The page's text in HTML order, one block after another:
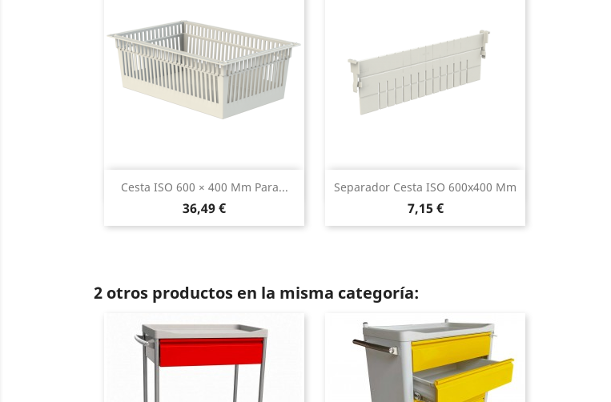
Cesta ISO 600 × 400 Mm Para...
Precio
36,49 €
 Vista rápida Separador Cesta ISO 600x400 Mm
Precio
7,15 €
Vista rápida
2 otros productos en la misma categoría: